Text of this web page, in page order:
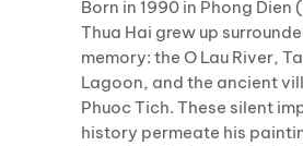
Born in 1990 in Phong Dien
Thua Hai grew up
memory: the O Lau River,
Lagoon, and the ancient
Phuoc Tich. These silent
history permeate his